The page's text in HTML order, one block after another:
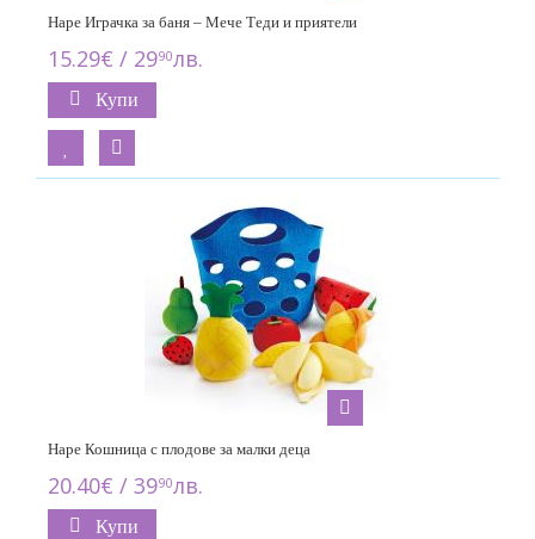
Hape Играчка за баня – Мече Теди и приятели
15.29€ / 2990лв.
Купи
Hape Кошница с плодове за малки деца
20.40€ / 3990лв.
Купи